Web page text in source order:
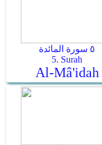
٥ سورة المائدة
5. Surah
Al-Mâ'idah